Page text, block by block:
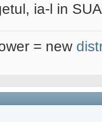
ia-l in
= new